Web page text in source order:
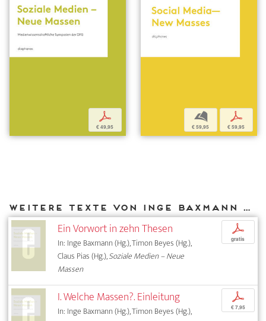
p
€ 49,95
b
€ 59,95
p
€ 59,95
Weitere Texte von Inge Baxmann bei DIAPHANES
Ein Vorwort in zehn Thesen
In: Inge Baxmann (Hg.), Timon Beyes (Hg.),
Claus Pias (Hg.),Soziale Medien – Neue
Massen
p
gratis
I. Welche Massen?. Einleitung
In: Inge Baxmann (Hg.), Timon Beyes (Hg.),
p
€ 7,95